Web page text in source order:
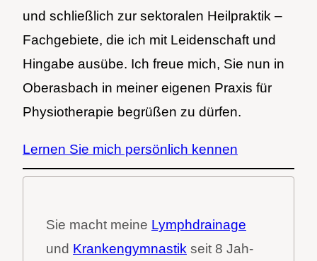
und schließ­lich zur sek­to­ra­len Heil­prak­tik –
Fach­ge­bie­te, die ich mit Lei­den­schaft und
Hin­ga­be aus­übe. Ich freue mich, Sie nun in
Ober­as­bach in mei­ner eige­nen Pra­xis für
Phy­sio­the­ra­pie begrü­ßen zu dür­fen.
Ler­nen Sie mich per­sön­lich ken­nen
Sie macht mei­ne Lymph­drai­na­ge
und Kran­ken­gym­nas­tik seit 8 Jah­